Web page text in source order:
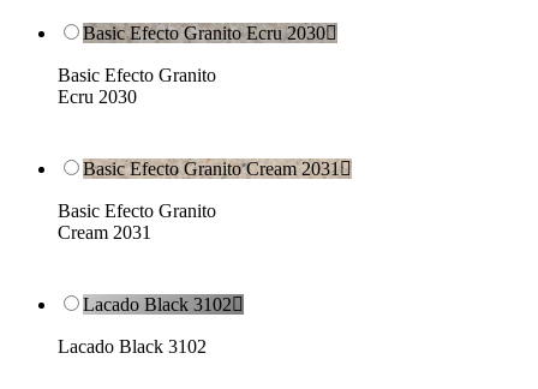
Basic Efecto Granito Ecru 2030
Basic Efecto Granito
Ecru 2030
Basic Efecto Granito Cream 2031
Basic Efecto Granito
Cream 2031
Lacado Black 3102
Lacado Black 3102